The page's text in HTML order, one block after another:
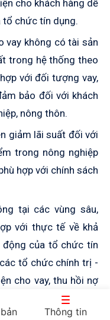
cho khách hàng dễ
tổ chức tín dụng.
vay không có tài sản
trong hệ thống theo
với đối tượng vay,
bảo đối với khách
nông thôn.
giảm lãi suất đối với
trong nông nghiệp
hợp với chính sách
tại các vùng sâu,
với thực tế về khả
động của tổ chức tín
tổ chức chính trị -
cho vay, thu hồi nợ
vốn vay của khách
Thông tin